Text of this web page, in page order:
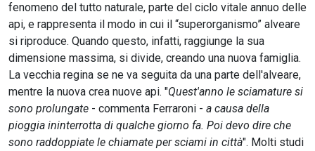
fenomeno del tutto naturale, parte del ciclo vitale annuo delle
api, e rappresenta il modo in cui il “superorganismo” alveare
si riproduce. Quando questo, infatti, raggiunge la sua
dimensione massima, si divide, creando una nuova famiglia.
La vecchia regina se ne va seguita da una parte dell'alveare,
mentre la nuova crea nuove api. "Quest'anno le sciamature si
sono prolungate - commenta Ferraroni - a causa della
pioggia ininterrotta di qualche giorno fa. Poi devo dire che
sono raddoppiate le chiamate per sciami in città". Molti studi